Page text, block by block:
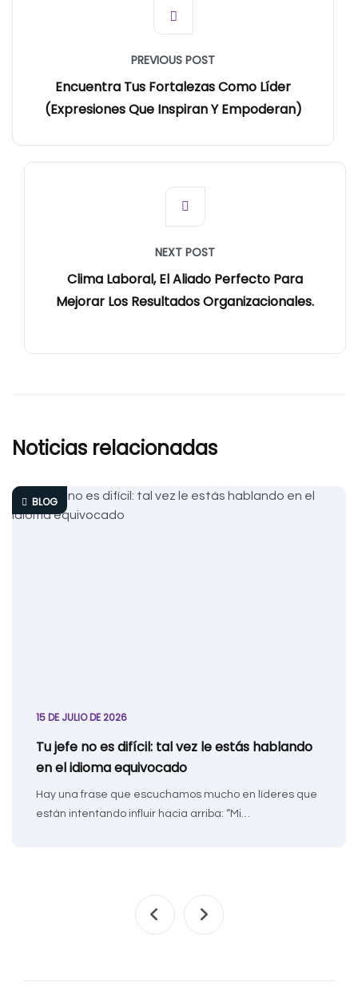
PREVIOUS POST
Encuentra Tus Fortalezas Como Líder
(Expresiones Que Inspiran Y Empoderan)
NEXT POST
Clima Laboral, El Aliado Perfecto Para
Mejorar Los Resultados Organizacionales.
Noticias relacionadas
BLOG
15 DE JULIO DE 2026
Tu jefe no es difícil: tal vez le estás hablando
en el idioma equivocado
Hay una frase que escuchamos mucho en líderes que
están intentando influir hacia arriba: “Mi…